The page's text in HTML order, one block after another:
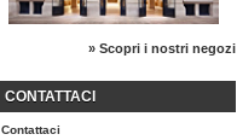
» Scopri i nostri negozi
CONTATTACI
Contattaci